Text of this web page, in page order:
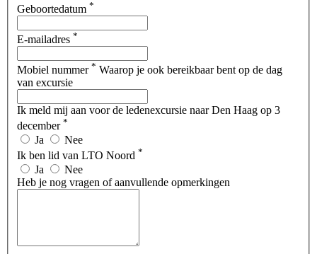
Geboortedatum *
E-mailadres *
Mobiel nummer * Waarop je ook bereikbaar bent op de dag
van excursie
Ik meld mij aan voor de ledenexcursie naar Den Haag op 3
december *
Ja
Nee
Ik ben lid van LTO Noord *
Ja
Nee
Heb je nog vragen of aanvullende opmerkingen